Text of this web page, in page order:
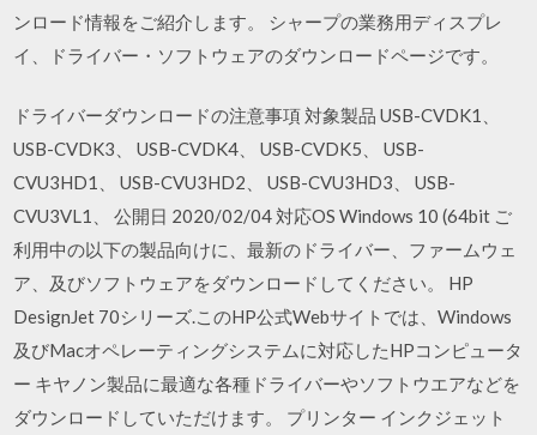
ンロード情報をご紹介します。 シャープの業務用ディスプレ
イ、ドライバー・ソフトウェアのダウンロードページです。
ドライバーダウンロードの注意事項 対象製品 USB-CVDK1、
USB-CVDK3、 USB-CVDK4、 USB-CVDK5、 USB-
CVU3HD1、 USB-CVU3HD2、 USB-CVU3HD3、 USB-
CVU3VL1、 公開日 2020/02/04 対応OS Windows 10 (64bit ご
利用中の以下の製品向けに、最新のドライバー、ファームウェ
ア、及びソフトウェアをダウンロードしてください。 HP
DesignJet 70シリーズ.このHP公式Webサイトでは、Windows
及びMacオペレーティングシステムに対応したHPコンピュータ
ー キヤノン製品に最適な各種ドライバーやソフトウエアなどを
ダウンロードしていただけます。 プリンター インクジェット